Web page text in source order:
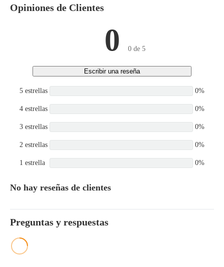
Opiniones de Clientes
0 0 de 5
Escribir una reseña
5 estrellas 0%
4 estrellas 0%
3 estrellas 0%
2 estrellas 0%
1 estrella 0%
No hay reseñas de clientes
Preguntas y respuestas